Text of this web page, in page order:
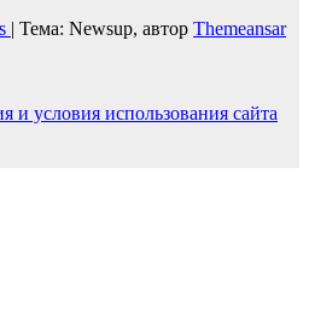
Тема: Newsup, автор Themeansar
и условия использования сайта